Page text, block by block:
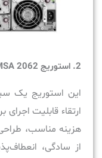
2. استوریج 2062:
از سادگی،